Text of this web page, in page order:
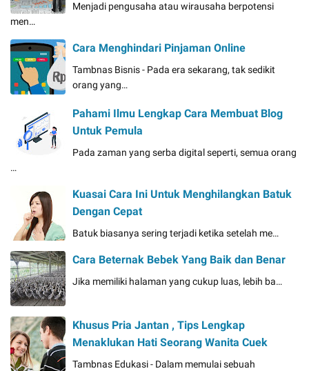
Menjadi pengusaha atau wirausaha berpotensi
men…
Cara Menghindari Pinjaman Online
Tambnas Bisnis - Pada era sekarang, tak sedikit
orang yang…
Pahami Ilmu Lengkap Cara Membuat Blog
Untuk Pemula
Pada zaman yang serba digital seperti, semua orang
…
Kuasai Cara Ini Untuk Menghilangkan Batuk
Dengan Cepat
Batuk biasanya sering terjadi ketika setelah me…
Cara Beternak Bebek Yang Baik dan Benar
Jika memiliki halaman yang cukup luas, lebih ba…
Khusus Pria Jantan , Tips Lengkap
Menaklukan Hati Seorang Wanita Cuek
Tambnas Edukasi - Dalam memulai sebuah